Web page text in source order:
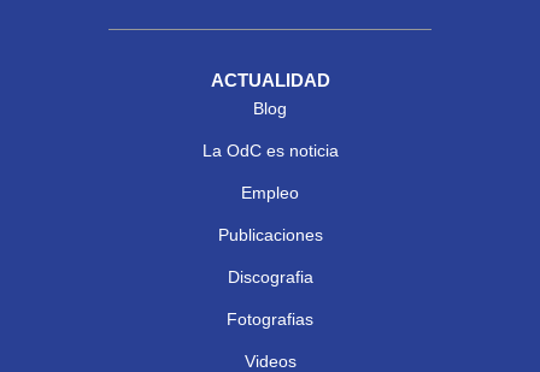
ACTUALIDAD
Blog
La OdC es noticia
Empleo
Publicaciones
Discografia
Fotografias
Videos